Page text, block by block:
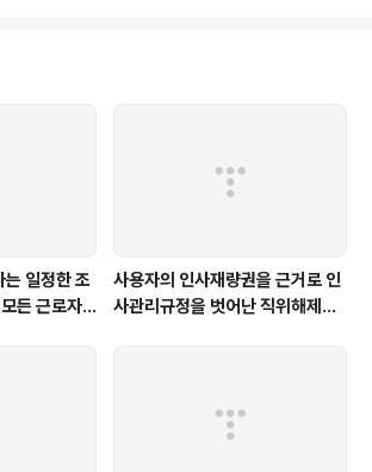
서 산정기준에 따른 수용인원이 5천명 이상인 건축
하역사 또는 지하도상가와 연결된 건축물로서, 초고층
는 일정한 조
든 근로자
사용자의 인사재량권을 근거로 인
사관리규정을 벗어난 직위해제사